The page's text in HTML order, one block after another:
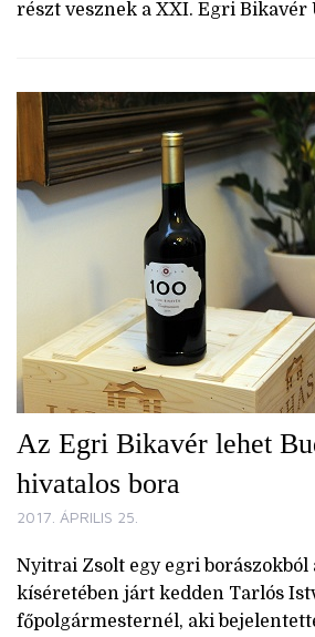
részt vesznek a XXI. Egri Bikavér
Az Egri Bikavér lehet
hivatalos bora
2017. ÁPRILIS 25.
Nyitrai Zsolt egy egri
kíséretében járt kedden Tarlós
főpolgármesternél, aki